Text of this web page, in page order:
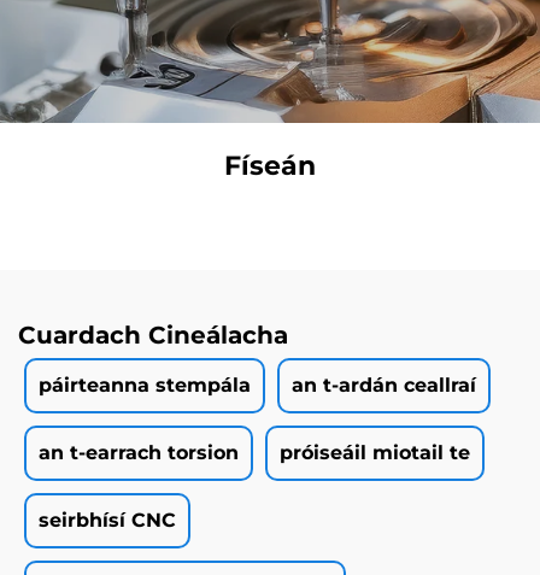
Nuachta
FAQ
Físeán
Cuardach Cineálacha
páirteanna stempála an t-ardán ceallraí
an t-earrach torsion próiseáil miotail te
seirbhísí CNC